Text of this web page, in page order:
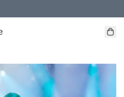
！（適用於 本地送貨、本地取貨、國際送貨 )